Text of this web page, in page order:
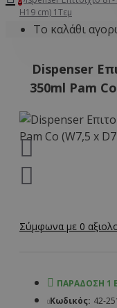
Το καλάθι
H19 cm) 1Τεμ
Dispenser
350ml Pam
Σύμφωνα με 0
ΠΑΡΆΔΟΣΗ 1
Κωδικός: 42-